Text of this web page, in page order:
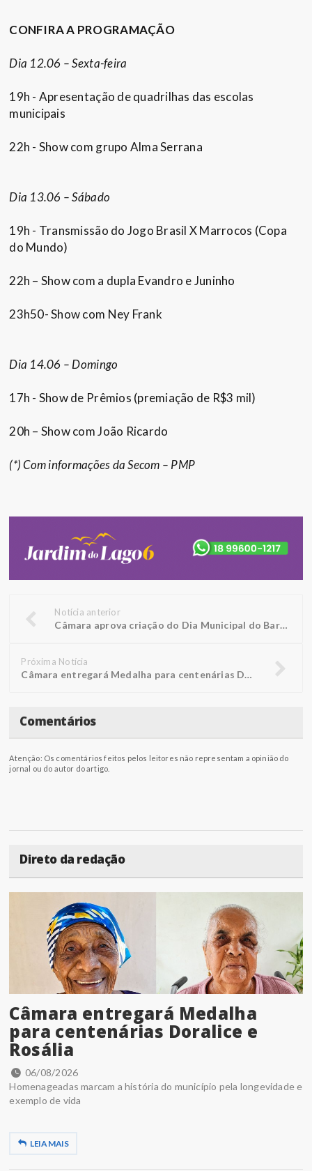
CONFIRA A PROGRAMAÇÃO
Dia 12.06 – Sexta-feira
19h - Apresentação de quadrilhas das escolas
municipais
22h - Show com grupo Alma Serrana
Dia 13.06 – Sábado
19h - Transmissão do Jogo Brasil X Marrocos (Copa
do Mundo)
22h – Show com a dupla Evandro e Juninho
23h50- Show com Ney Frank
Dia 14.06 – Domingo
17h - Show de Prêmios (premiação de R$3 mil)
20h – Show com João Ricardo
(*) Com informações da Secom – PMP
Notícia anterior
Câmara aprova criação do Dia Municipal do Barbeiro em Penápolis
Próxima Notícia
Câmara entregará Medalha para centenárias Doralice e Rosália
Comentários
Atenção: Os comentários feitos pelos leitores não representam a opinião do
jornal ou do autor do artigo.
Direto da redação
Câmara entregará Medalha
para centenárias Doralice e
Rosália
06/08/2026
Homenageadas marcam a história do município pela longevidade e
exemplo de vida
LEIA MAIS